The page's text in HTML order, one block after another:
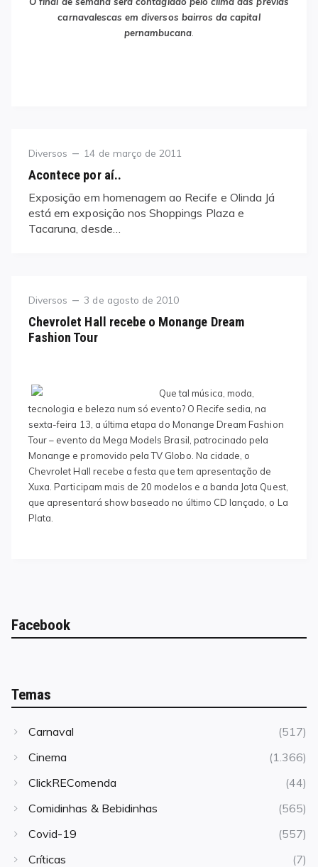
carnavalescas em diversos bairros da capital
pernambucana
Category
Diversos
Posted
14 de março de 2011
Acontece por aí..
Exposição em homenagem ao Recife e Olinda Já
está em exposição nos Shoppings Plaza e
Tacaruna, desde…
Category
Diversos
Posted
3 de agosto de 2010
Chevrolet Hall recebe o Monange Dream
Fashion Tour
Que tal música, moda,
tecnologia e beleza num só evento? O Recife sedia, na
sexta-feira 13, a última etapa do Monange Dream Fashion
Tour – evento da Mega Models Brasil, patrocinado pela
Monange e promovido pela TV Globo. Na cidade, o
Chevrolet Hall recebe a festa que tem apresentação de
Xuxa. Participam mais de 20 modelos e a banda Jota Quest,
que apresentará show baseado no último CD lançado, o La
Plata.
Facebook
Temas
Carnaval
(517)
Cinema
(1.366)
ClickREComenda
(44)
Comidinhas & Bebidinhas
(565)
Covid-19
(557)
Críticas
(7)